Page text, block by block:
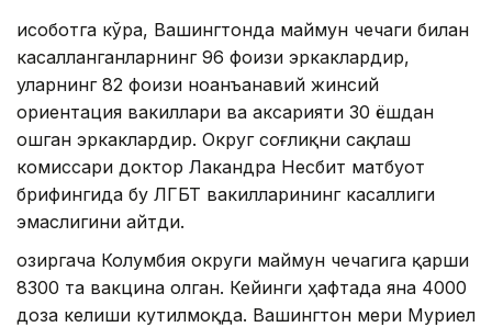
Ҳисоботга кўра, Вашингтонда маймун чечаги билан
касалланганларнинг 96 фоизи эркаклардир,
уларнинг 82 фоизи ноанъанавий жинсий
ориентация вакиллари ва аксарияти 30 ёшдан
ошган эркаклардир. Округ соғлиқни сақлаш
комиссари доктор Лакандра Несбит матбуот
брифингида бу ЛГБТ вакилларининг касаллиги
эмаслигини айтди.
Ҳозиргача Колумбия округи маймун чечагига қарши
8300 та вакцина олган. Кейинги ҳафтада яна 4000
доза келиши кутилмоқда. Вашингтон мери Муриел